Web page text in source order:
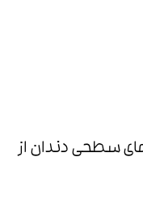
سطحی دندان از